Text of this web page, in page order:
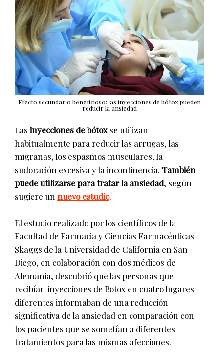
Efecto secundario beneficioso: las inyecciones de bótox pueden
reducir la ansiedad
Las inyecciones de bótox se utilizan
habitualmente para reducir las arrugas, las
migrañas, los espasmos musculares, la
sudoración excesiva y la incontinencia. También
puede utilizarse para tratar la ansiedad, según
sugiere un nuevo estudio.
El estudio realizado por los científicos de la
Facultad de Farmacia y Ciencias Farmacéuticas
Skaggs de la Universidad de California en San
Diego, en colaboración con dos médicos de
Alemania, descubrió que las personas que
recibían inyecciones de Botox en cuatro lugares
diferentes informaban de una reducción
significativa de la ansiedad en comparación con
los pacientes que se sometían a diferentes
tratamientos para las mismas afecciones.